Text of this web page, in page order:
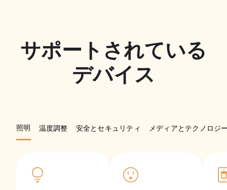
サポートされている
デバイス
照明 温度調整 安全とセキュリティ メディアとテクノロジ